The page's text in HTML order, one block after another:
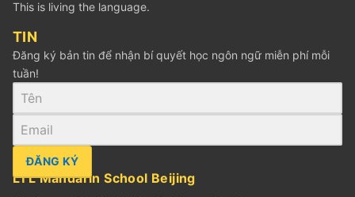
This is living the language.
TIN
Đăng ký bản tin để nhận bí quyết học ngôn ngữ miễn phí mỗi
tuần!
ĐĂNG KÝ
LTL Mandarin School Beijing